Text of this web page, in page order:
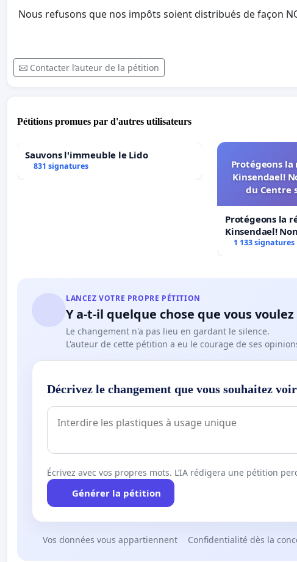
Nous refusons que nos impôts soient distribués de façon
Contacter l’auteur de la pétition
Pétitions promues par d'autres utilisateurs
Sauvons l'immeuble le Lido
831 signatures
Protégeons
Kinsendael!
du Centre
Protégeons la
Kinsendael!
Centre sportif
1 133 signatures
LANCEZ VOTRE PROPRE PÉTITION
Y a-t-il quelque chose que vous
Le changement n'a pas lieu en gardant le silence.
L'auteur de cette pétition a eu le courage de ses
Décrivez le changement que vous souhaitez voir
Écrivez avec vos propres mots. L’IA rédigera une pétition
Générer la pétition
Vos données vous appartiennent Confidentialité dès la